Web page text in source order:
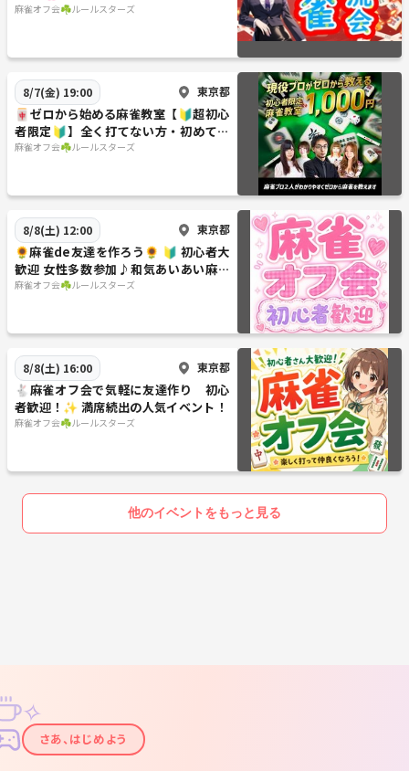
友達作りサークル
麻雀オフ会☘️ルールスターズ
8/7(金) 19:00 東京都
🀄ゼロから始める麻雀教室【🔰超初心
者限定🔰】全く打てない方・初めてみ
たい方大募集！！
麻雀オフ会☘️ルールスターズ
8/8(土) 12:00 東京都
🌻麻雀de友達を作ろう🌻 🔰 初心者大
歓迎 女性多数参加♪和気あいあい麻雀
オフ会！
麻雀オフ会☘️ルールスターズ
8/8(土) 16:00 東京都
🐇麻雀オフ会で気軽に友達作り 初心
者歓迎！✨ 満席続出の人気イベント！
麻雀オフ会☘️ルールスターズ
他のイベントをもっと見る
✦
✧
さあ、はじめよう